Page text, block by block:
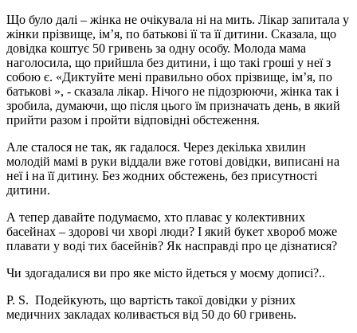
Що було далі – жінка не очікувала ні на мить. Лікар запитала у
жінки прізвище, ім’я, по батькові її та її дитини. Сказала, що
довідка коштує 50 гривень за одну особу. Молода мама
наголосила, що прийшла без дитини, і що такі гроші у неї з
собою є. «Диктуйте мені правильно обох прізвище, ім’я, по
батькові », - сказала лікар. Нічого не підозрюючи, жінка так і
зробила, думаючи, що після цього їм призначать день, в який
прийти разом і пройти відповідні обстеження.
Але сталося не так, як гадалося. Через декілька хвилин
молодій мамі в руки віддали вже готові довідки, виписані на
неї і на її дитину. Без жодних обстежень, без присутності
дитини.
А тепер давайте подумаємо, хто плаває у колективних
басейнах – здорові чи хворі люди? І який букет хвороб може
плавати у воді тих басейнів? Як насправді про це дізнатися?
Чи здогадалися ви про яке місто йдеться у моєму дописі?..
P. S. Подейкують, що вартість такої довідки у різних
медичних закладах коливається від 50 до 60 гривень.